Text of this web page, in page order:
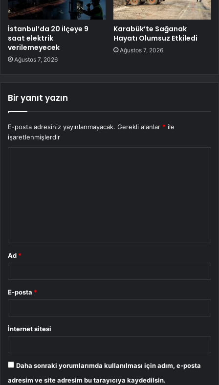
İstanbul’da 20 ilçeye 9
saat elektrik
verilemeyecek
Ağustos 7, 2026
Karabük’te Sağanak
Hayatı Olumsuz Etkiledi
Ağustos 7, 2026
Bir yanıt yazın
E-posta adresiniz yayınlanmayacak. Gerekli alanlar * ile
işaretlenmişlerdir
Ad *
E-posta *
İnternet sitesi
Daha sonraki yorumlarımda kullanılması için adım, e-posta
adresim ve site adresim bu tarayıcıya kaydedilsin.